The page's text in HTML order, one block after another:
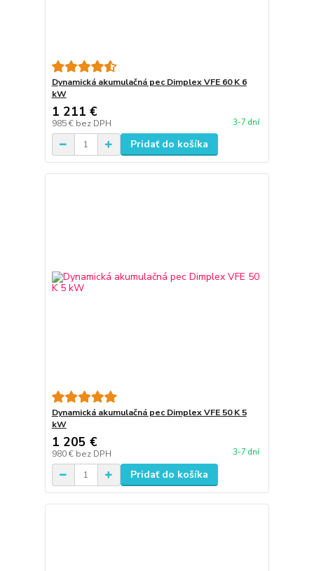
Dynamická akumulačná pec Dimplex VFE 60 K 6
kW
1 211 €
985 € bez DPH 3-7 dní
Pridať do košíka
Dynamická akumulačná pec Dimplex VFE 50 K 5
kW
1 205 €
980 € bez DPH 3-7 dní
Pridať do košíka